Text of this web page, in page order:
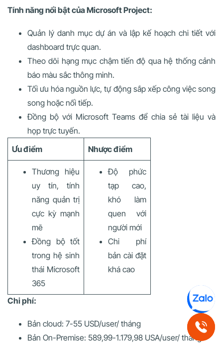
Tính năng nổi bật của Microsoft Project:
Quản lý danh mục dự án và lập kế hoạch chi tiết với
dashboard trực quan.
Theo dõi hạng mục chậm tiến độ qua hệ thống cảnh
báo màu sắc thông minh.
Tối ưu hóa nguồn lực, tự động sắp xếp công việc song
song hoặc nối tiếp.
Đồng bộ với Microsoft Teams để chia sẻ tài liệu và
họp trực tuyến.
Ưu điểm
Nhược điểm
Thương hiệu
uy tín, tính
năng quản trị
cực kỳ mạnh
mẽ
Đồng bộ tốt
trong hệ sinh
thái Microsoft
365
Độ phức
tạp cao,
khó làm
quen với
người mới
Chi phí
bản cài đặt
khá cao
Chi phí:
Bản cloud: 7-55 USD/user/ tháng
Bản On-Premise: 589,99-1.179,98 USA/user/ tháng